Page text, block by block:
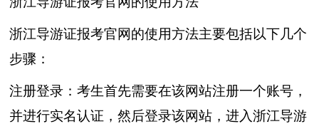
浙江导游证报考官网的使用方法主要包括以下几个
步骤：
注册登录：考生首先需要在该网站注册一个账号，
并进行实名认证，然后登录该网站，进入浙江导游